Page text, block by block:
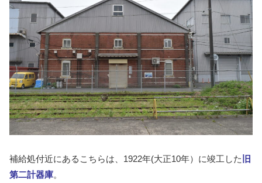
補給処付近にあるこちらは、1922年(大正10年）に竣工した 旧
第二計器庫。